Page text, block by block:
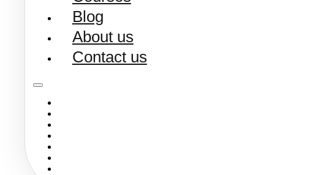
Blog
About us
Contact us